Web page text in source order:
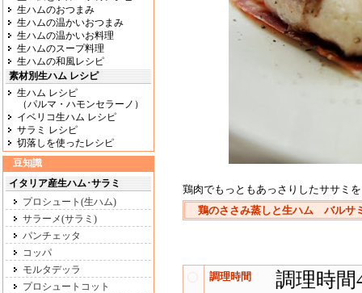
生ハムのおつまみ
生ハムの温かいおつまみ
生ハムの温かいお料理
生ハムのスープ料理
生ハムの和風レシピ
素材別生ハム レシピ
生ハム レシピ
（パルマ・ハモンセラーノ）
イベリコ生ハム レシピ
サラミ レシピ
切落しを使ったレシピ
豆知識
イタリア産生ハム･サラミ
プロシュート(生ハム)
サラーメ(サラミ)
パンチェッタ
コッパ
モルタデッラ
プロシュートコット
鶏肉でもっともあっさりしたササミ
鶏のささみ蒸しと生ハム バルサ
調理時間 調理時間